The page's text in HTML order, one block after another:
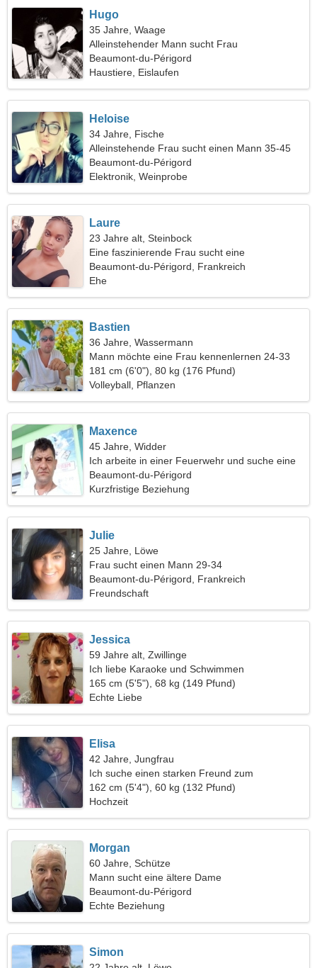
Hugo
35 Jahre, Waage
Alleinstehender Mann sucht Frau
Beaumont-du-Périgord
Haustiere, Eislaufen
Heloise
34 Jahre, Fische
Alleinstehende Frau sucht einen Mann 35-45
Beaumont-du-Périgord
Elektronik, Weinprobe
Laure
23 Jahre alt, Steinbock
Eine faszinierende Frau sucht eine
Liebesbeziehung
Beaumont-du-Périgord, Frankreich
Ehe
Bastien
36 Jahre, Wassermann
Mann möchte eine Frau kennenlernen 24-33
181 cm (6'0"), 80 kg (176 Pfund)
Volleyball, Pflanzen
Maxence
45 Jahre, Widder
Ich arbeite in einer Feuerwehr und suche eine
romantische Frau
Beaumont-du-Périgord
Kurzfristige Beziehung
Julie
25 Jahre, Löwe
Frau sucht einen Mann 29-34
Beaumont-du-Périgord, Frankreich
Freundschaft
Jessica
59 Jahre alt, Zwillinge
Ich liebe Karaoke und Schwimmen
165 cm (5'5"), 68 kg (149 Pfund)
Echte Liebe
Elisa
42 Jahre, Jungfrau
Ich suche einen starken Freund zum
gemeinsamen Wandern
162 cm (5'4"), 60 kg (132 Pfund)
Hochzeit
Morgan
60 Jahre, Schütze
Mann sucht eine ältere Dame
Beaumont-du-Périgord
Echte Beziehung
Simon